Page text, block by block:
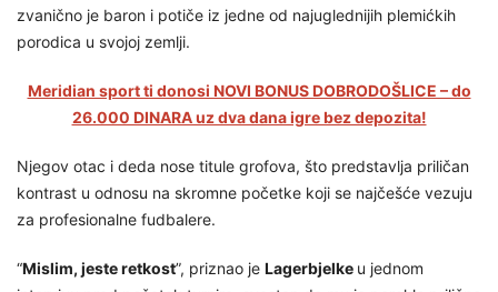
zvanično je baron i potiče iz jedne od najuglednijih plemićkih
porodica u svojoj zemlji.
Meridian sport ti donosi NOVI BONUS DOBRODOŠLICE – do
26.000 DINARA uz dva dana igre bez depozita!
Njegov otac i deda nose titule grofova, što predstavlja priličan
kontrast u odnosu na skromne početke koji se najčešće vezuju
za profesionalne fudbalere.
“Mislim, jeste retkost”, priznao je Lagerbjelke u jednom